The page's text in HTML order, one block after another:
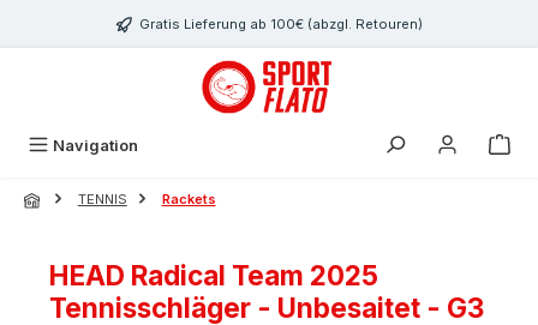
Zum Hauptinhalt springenGratis Lieferung ab 100€ (abzgl. Retouren)
Navigation
TENNIS Rackets
HEAD Radical Team 2025
Tennisschläger - Unbesaitet - G3